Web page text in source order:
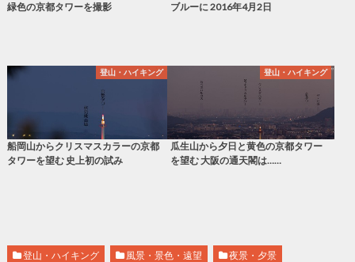
緑色の京都タワーを撮影
ブルーに 2016年4月2日
登山・ハイキング
船岡山からクリスマスカラーの京都
タワーを望む 史上初の試み
登山・ハイキング
瓜生山から夕日と黄色の京都タワー
を望む 大阪の通天閣は……
登山・ハイキング 風景・景色・遠望 夜景・夕景